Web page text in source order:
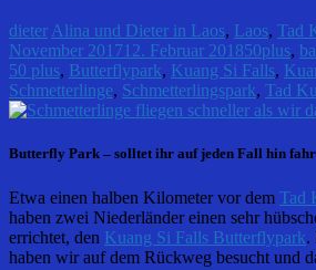
dieter Alina und Dieter in Laos, Laos, Tad
November 201712. Februar 201850plus,
50 plus, Butterflypark, Kuang Si Falls,
Schmetterlinge, Schmetterlingspark, Tad
Butterfly Park – solltet ihr auf jeden Fall hin
Etwa einen halben Kilometer vor dem Tad
haben zwei Niederländer einen sehr
errichtet, den Kuang Si Falls Butterflypark.
haben wir auf dem Rückweg besucht und